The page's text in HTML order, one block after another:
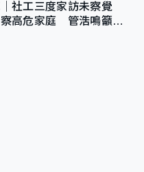
社工三度家訪未察覺
高危家庭 管浩鳴籲加